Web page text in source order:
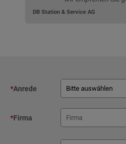
DB Station & Service AG
*Anrede
*Firma